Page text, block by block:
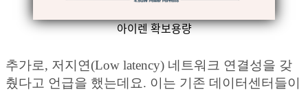
아이렌 확보용량
추가로, 저지연(Low latency) 네트워크 연결성을 갖
췄다고 언급을 했는데요. 이는 기존 데이터센터들이